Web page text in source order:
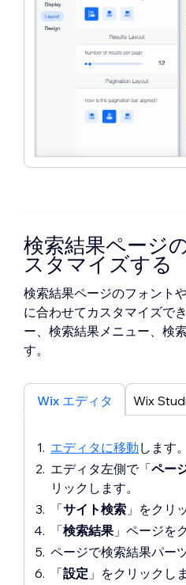
検索結果ページ
スタマイズする
検索結果ページのフォント
に合わせてカスタマイズで
ー、検索結果メニュー、検
す。
Wix エディタ
エディタに移動 します。
エディタ左側で「ペー
リックします。
「サイト検索 」をクリ
「検索結果 」ページを
ページで検索結果パー
「設定 」をクリックし